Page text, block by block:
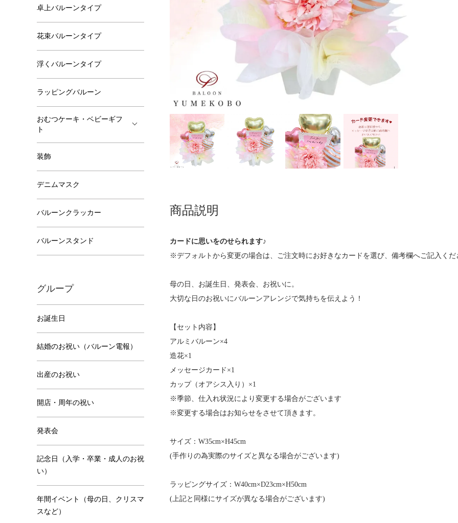
商品説明
カードに思いをのせられます♪
※デフォルトから変更の場合は、ご注文時にお好きなカードを選び、備考欄へご記入くだ
母の日、お誕生日、発表会、お祝いに。
大切な日のお祝いにバルーンアレンジで気持ちを伝えよう！
【セット内容】
アルミバルーン×4
造花×1
メッセージカード×1
カップ（オアシス入り）×1
※季節、仕入れ状況により変更する場合がございます
※変更する場合はお知らせをさせて頂きます。
サイズ：W35cm×H45cm
(手作りの為実際のサイズと異なる場合がございます)
ラッピングサイズ：W40cm×D23cm×H50cm
(上記と同様にサイズが異なる場合がございます)
卓上バルーンタイプ
花束バルーンタイプ
浮くバルーンタイプ
ラッピングバルーン
おむつケーキ・ベビーギフ
ト
装飾
デニムマスク
バルーンクラッカー
バルーンスタンド
グループ
お誕生日
結婚のお祝い（バルーン電報）
出産のお祝い
開店・周年の祝い
発表会
記念日（入学・卒業・成人のお祝
い）
年間イベント（母の日、クリスマ
スなど）